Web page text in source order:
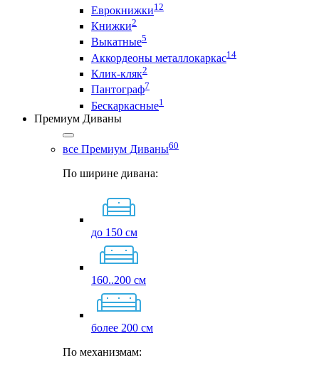
Еврокнижки12
Книжки2
Выкатные5
Аккордеоны металлокаркас14
Клик-кляк2
Пантограф7
Бескаркасные1
Премиум Диваны
все Премиум Диваны60
По ширине дивана:
до 150 см
160..200 см
более 200 см
По механизмам: